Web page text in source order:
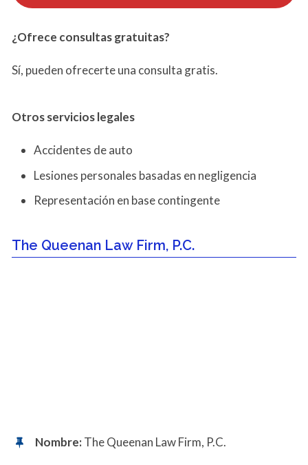
¿Ofrece consultas gratuitas?
Sí, pueden ofrecerte una consulta gratis.
Otros servicioslegales
Accidentes de auto
Lesiones personales basadas en negligencia
Representación en base contingente
The Queenan Law Firm, P.C.
Nombre:The Queenan Law Firm, P.C.